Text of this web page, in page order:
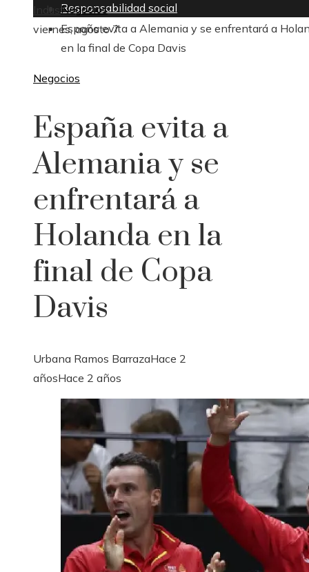
Industrial
viernes, agosto 7
Responsabilidad social
Negocios
España evita a Alemania y se enfrentará a
en la final de Copa Davis
Negocios
España evita a
Alemania y se
enfrentará a
Holanda en la
final de Copa
Davis
Urbana Ramos BarrazaHace 2
añosHace 2 años